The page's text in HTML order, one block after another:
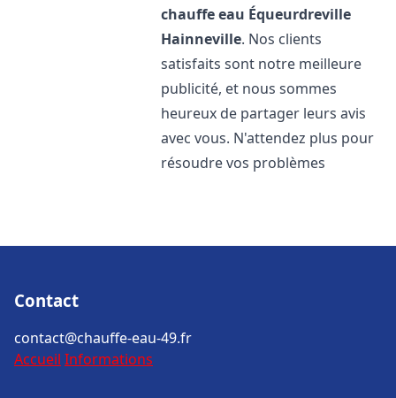
chauffe eau Équeurdreville
Hainneville. Nos clients
satisfaits sont notre meilleure
publicité, et nous sommes
heureux de partager leurs avis
avec vous. N'attendez plus pour
résoudre vos problèmes
Contact
contact@chauffe-eau-49.fr
Accueil Informations